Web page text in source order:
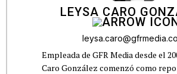
LEYSA CARO
Empleada de GFR Media desde el
Caro González comenzó como